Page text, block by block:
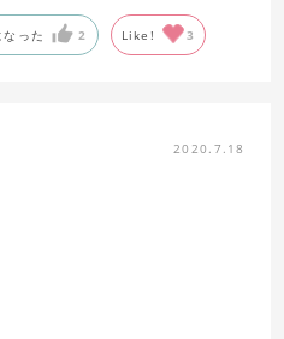
った 2 Like! 3
2020.7.18